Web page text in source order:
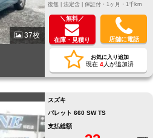
37枚
復無 | 法定含 | 保証付・1ヶ月・1千km
＼無料／
在庫・見積り 店舗に電話
お気に入り追加
現在 4人が追加済
スズキ
パレット 660 SW TS
支払総額